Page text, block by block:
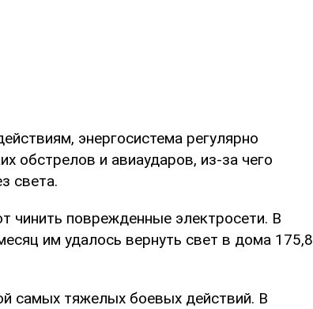
энергосистема регулярно
обстрелов и авиаударов, из-за чего
света.
чинить поврежденные электросети. В
им удалось вернуть свет в дома 175,8
самых тяжелых боевых действий. В